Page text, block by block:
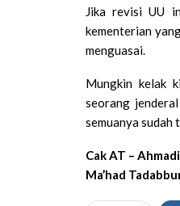
Jika revisi UU
kementerian
menguasai.
Mungkin kelak
seorang
semuanya sudah
Cak AT –
Ma’had